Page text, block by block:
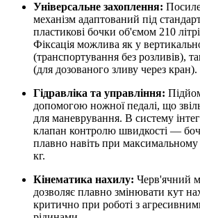
Універсальне захоплення:
механізм адаптований під
пластикові бочки об'ємом 210
Фіксація можлива як у
(транспортування без розливів),
(для дозованого зливу через кран).
Гідравліка та управління:
допомогою ножної педалі, що
для маневрування. В систему
клапан контролю швидкості —
плавно навіть при максимальному
кг.
Кінематика нахилу: Черв'ячний
дозволяє плавно змінювати кут
критично при роботі з